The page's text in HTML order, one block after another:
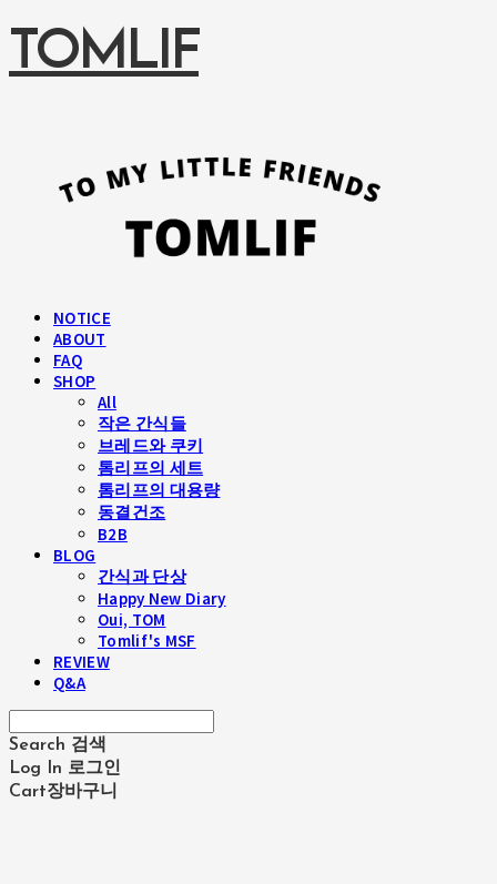
TOMLIF
NOTICE
ABOUT
FAQ
SHOP
All
작은 간식들
브레드와 쿠키
톰리프의 세트
톰리프의 대용량
동결건조
B2B
BLOG
간식과 단상
Happy New Diary
Oui, TOM
Tomlif's MSF
REVIEW
Q&A
Search 검색
Log In 로그인
Cart장바구니